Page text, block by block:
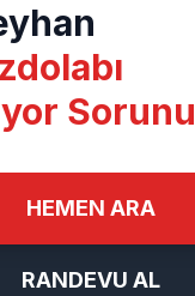
Sorunu
HEMEN ARA
RANDEVU AL